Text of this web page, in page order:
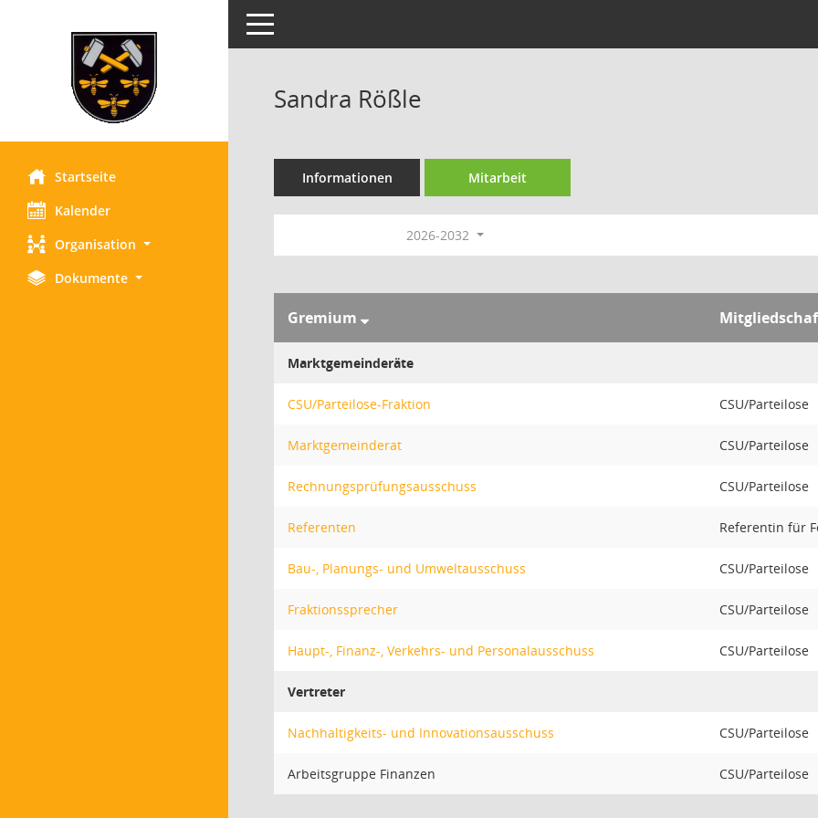
Startseite
Kalender
Organisation
Dokumente
Toggle navigation
Sandra Rößle
Informationen Mitarbeit
2026-2032
Gremium
Marktgemeinderäte
CSU/Parteilose-Fraktion CSU/Parteilose
Marktgemeinderat CSU/Parteilose
Rechnungsprüfungsausschuss CSU/Parteilose
Referenten Referentin für
Bau-, Planungs- und Umweltausschuss CSU/Parteilose
Fraktionssprecher CSU/Parteilose
Haupt-, Finanz-, Verkehrs- und Personalausschuss CSU/Parteilose
Vertreter
Nachhaltigkeits- und Innovationsausschuss CSU/Parteilose
Arbeitsgruppe Finanzen CSU/Parteilose